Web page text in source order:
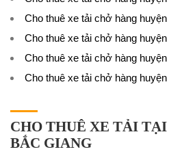
Cho thuê xe tải chở hàng
Cho thuê xe tải chở hàng
Cho thuê xe tải chở hàng
Cho thuê xe tải chở hàng
CHO THUÊ XE TẢI
BẮC GIANG